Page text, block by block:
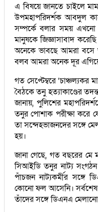
এ বিষয়ে জানতে চাইলে
উপমহাপরিদর্শক আবদুল
সম্পর্কে বলার সময় এখনো
মানুষকে জিজ্ঞাসাবাদ
অনেকে ভাবছে আমরা
বলব আমরা অনেক দূর
গত সেপ্টেম্বরে ‘চাঞ্চল্যকর
বৈঠকে তনু হত্যাকাণ্ডের
জানায়, পুলিশের
তনুর পোশাক পরীক্ষা করে
তা সন্দেহভাজনদের সঙ্গে
হয়।
জানা গেছে, গত বছরের মে
সিআইডি তনুর নাট্য সংগঠন
পাঁচজন নাট্যকর্মীর সঙ্গে
কোনো ফল আসেনি। সর্বশেষ
তাঁদের সঙ্গে ডিএনএ মেলানো